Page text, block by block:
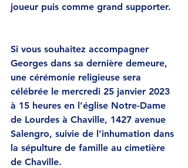
joueur puis comme grand supporter.
Si vous souhaitez accompagner
Georges dans sa dernière demeure,
une cérémonie religieuse sera
célébrée le mercredi 25 janvier 2023
à 15 heures en l’église Notre-Dame
de Lourdes à Chaville, 1427 avenue
Salengro, suivie de l’inhumation dans
la sépulture de famille au cimetière
de Chaville.